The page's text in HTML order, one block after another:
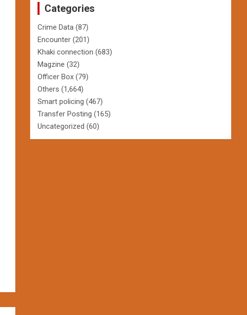
Categories
Crime Data (87)
Encounter (201)
Khaki connection (683)
Magzine (32)
Officer Box (79)
Others (1,664)
Smart policing (467)
Transfer Posting (165)
Uncategorized (60)